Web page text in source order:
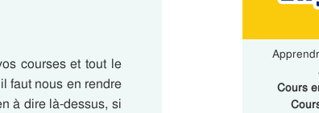
courses et tout le
faut nous en rendre
à dire là-dessus, si
Cours